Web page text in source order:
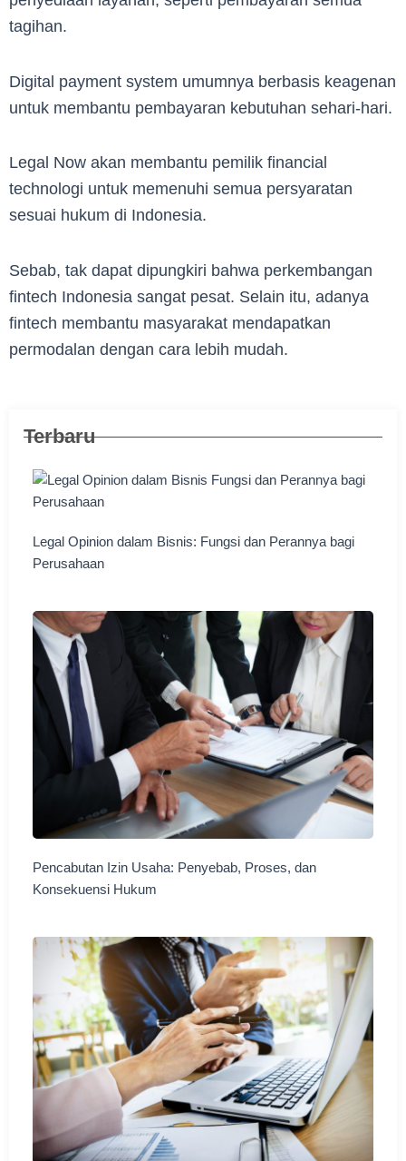
tagihan.
Digital payment system umumnya berbasis keagenan
untuk membantu pembayaran kebutuhan sehari-hari.
Legal Now akan membantu pemilik financial
technologi untuk memenuhi semua persyaratan
sesuai hukum di Indonesia.
Sebab, tak dapat dipungkiri bahwa perkembangan
fintech Indonesia sangat pesat. Selain itu, adanya
fintech membantu masyarakat mendapatkan
permodalan dengan cara lebih mudah.
Terbaru
Legal Opinion dalam Bisnis: Fungsi dan Perannya bagi
Perusahaan
Pencabutan Izin Usaha: Penyebab, Proses, dan
Konsekuensi Hukum